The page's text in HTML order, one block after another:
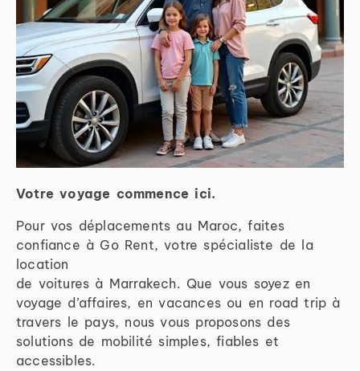
Votre voyage commence ici.
Pour vos déplacements au Maroc, faites
confiance à Go Rent, votre spécialiste de la
location
de voitures à Marrakech. Que vous soyez en
voyage d’affaires, en vacances ou en road trip à
travers le pays, nous vous proposons des
solutions de mobilité simples, fiables et
accessibles.